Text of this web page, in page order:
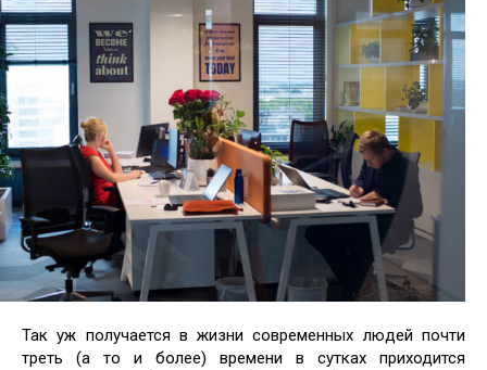
Так уж получается в жизни современных людей почти
треть (а то и более) времени в сутках приходится